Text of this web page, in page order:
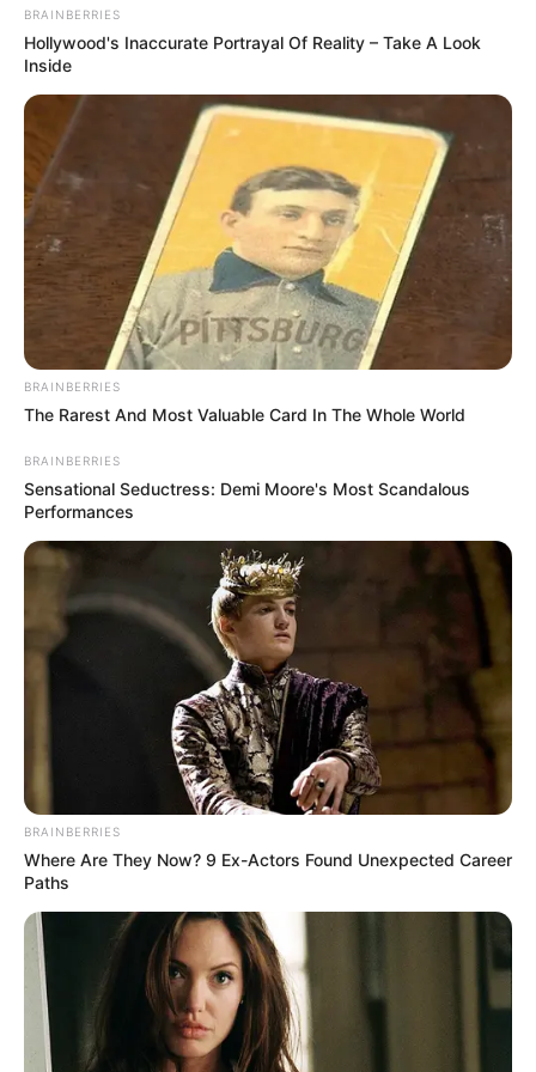
Bicicletas elétricas
até 50 centímetros cúbicos e velocidade de até 50km por hora. Por
sua vez, as bicicletas elétricas não são consideradas ciclomotores,
visto que possuem duas rodas e não são semelhantes às
motocicletas, motonetas e ciclomotores.
Bicicletas elétricas. — Imagem/
BRAINBERRIES
Hollywood's Inaccurate Portrayal Of Reality – Take A Look
Inside
BRAINBERRIES
The Rarest And Most Valuable Card In The Whole World
BRAINBERRIES
Sensational Seductress: Demi Moore's Most Scandalous
Performances
BRAINBERRIES
Where Are They Now? 9 Ex-Actors Found Unexpected Career
Paths